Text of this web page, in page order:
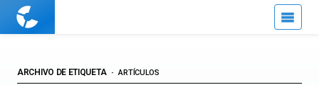
Cuaderno
ARCHIVO DE ETIQUETA ARTÍCULOS